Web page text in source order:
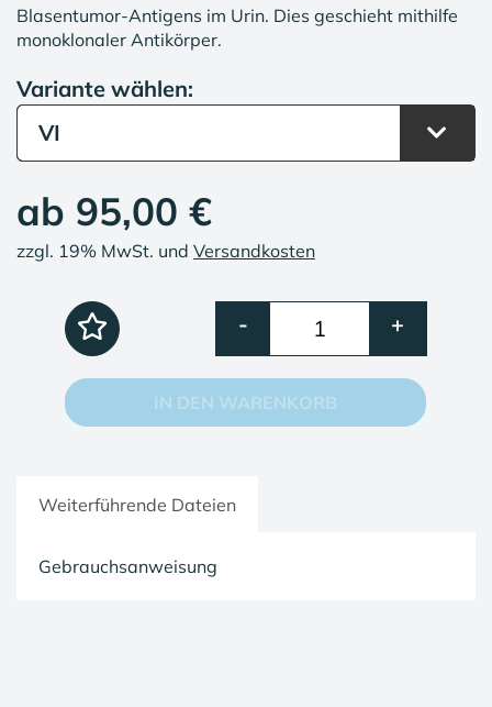
Blasentumor-Antigens im Urin. Dies geschieht mithilfe
monoklonaler Antikörper.
Variante wählen:
VI
ab 95,00 €
zzgl. 19% MwSt. und Versandkosten
- +
IN DEN WARENKORB
Weiterführende Dateien
Gebrauchsanweisung